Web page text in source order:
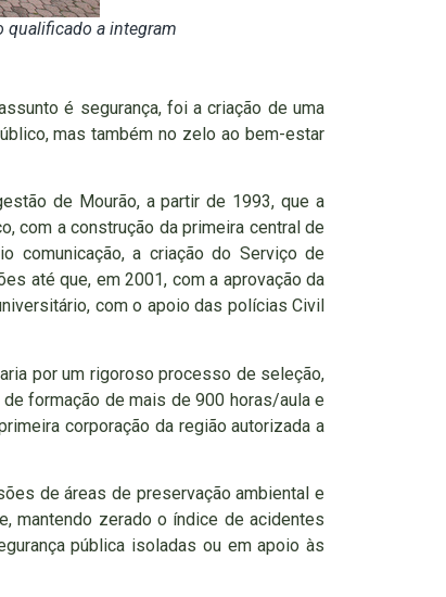
qualificado a integram
é segurança, foi a criação de uma
mas também no zelo ao bem-estar
de Mourão, a partir de 1993, que a
com a construção da primeira central de
comunicação, a criação do Serviço de
até que, em 2001, com a aprovação da
com o apoio das polícias Civil
por um rigoroso processo de seleção,
formação de mais de 900 horas/aula e
corporação da região autorizada a
de áreas de preservação ambiental e
mantendo zerado o índice de acidentes
pública isoladas ou em apoio às